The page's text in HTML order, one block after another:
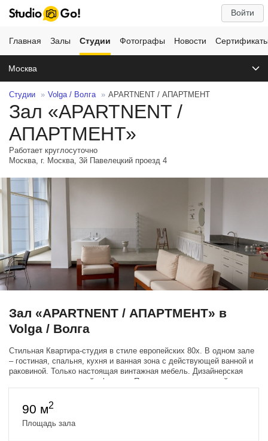
Войти
Главная Залы Студии Фотографы Новости
Москва
Студии Volga / Волга APARTNENT / АПАРТМЕНТ
Зал «APARTNENT /
АПАРТМЕНТ»
Работает круглосуточно
Москва, г. Москва, 3й Павелецкий проезд 4
Зал «APARTNENT / АПАРТМЕНТ» в
Volga / Волга
Стильная Квартира-студия в стиле европейских 80х. В одном зале
– гостиная, спальня, кухня и ванная зона с действующей ванной и
раковиной. Только настоящая винтажная мебель. Дизайнерская
кровать из «мраморной» фанеры. Панорамные окна по всей длине
90 м2
Площадь зала